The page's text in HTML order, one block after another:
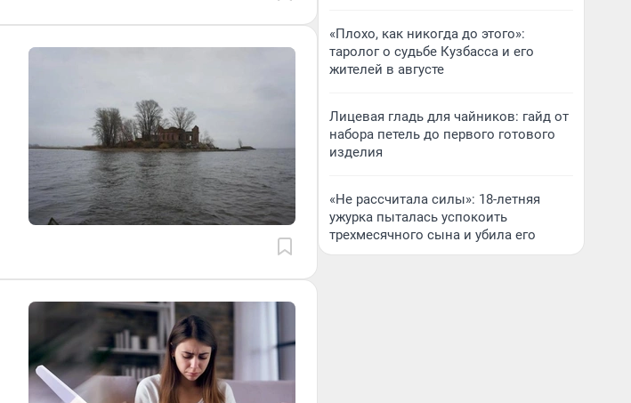
«Плохо, как никогда до этого»:
таролог о судьбе Кузбасса и его
жителей в августе
Лицевая гладь для чайников: гайд от
набора петель до первого готового
изделия
«Не рассчитала силы»: 18-летняя
ужурка пыталась успокоить
трехмесячного сына и убила его